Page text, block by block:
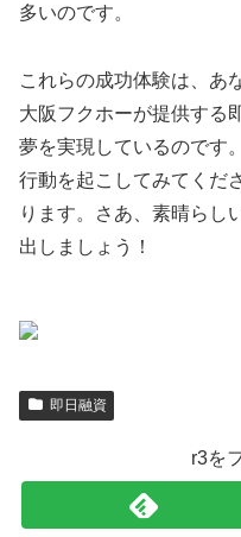
多いのです。
これらの成功体験は、あ
大阪フクホーが提供する
夢を実現しているのです
行動を起こしてみてくだ
ります。さあ、素晴らし
出しましょう！
即日融資
r3を